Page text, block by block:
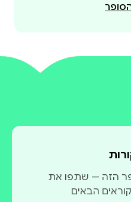
5
הזה — שתפו את
הבאים